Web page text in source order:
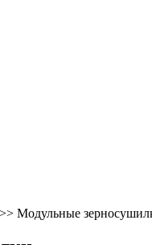
>> Модульные